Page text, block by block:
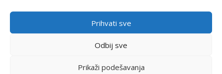
Prihvati sve
Odbij sve
Prikaži podešavanja